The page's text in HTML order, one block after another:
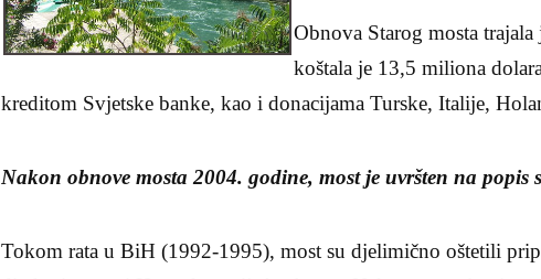
Obnova Starog mosta
koštala je 13,5 miliona
kreditom Svjetske banke, kao i donacijama Turske, Italije,
Nakon obnove mosta 2004. godine, most je uvršten na popis
Tokom rata u BiH (1992-1995), most su djelimično oštetili